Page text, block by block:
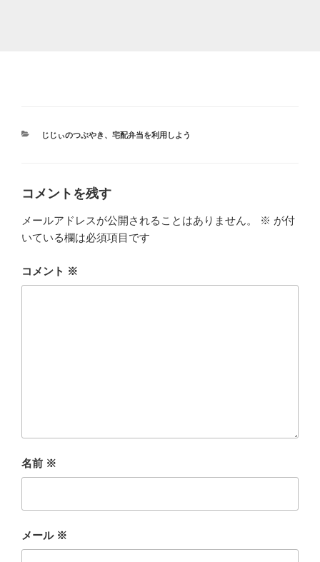
カ
じじぃのつぶやき 、 宅配弁当を利用しよう
コメントを残す
メールアドレスが公開されることはありません。 ※ が付
いている欄は必須項目です
コメント ※
名前 ※
メール ※